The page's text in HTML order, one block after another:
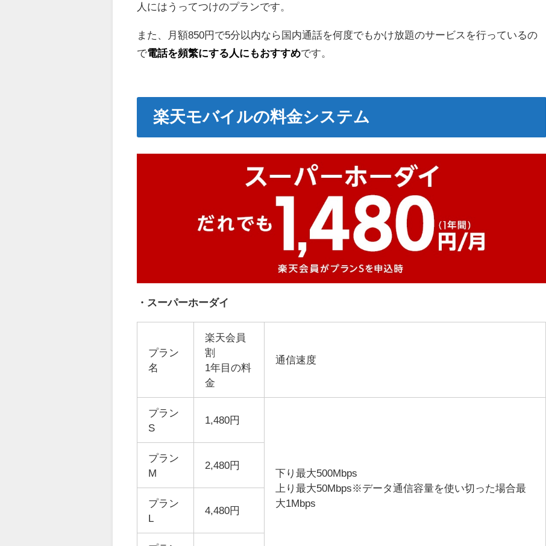
人にはうってつけのプランです。
また、月額850円で5分以内なら国内通話を何度でもかけ放題のサービスを行っているの
で電話を頻繁にする人にもおすすめです。
楽天モバイルの料金システム
・スーパーホーダイ
プラン
名
楽天会員
割
1年目の料
金
通信速度
プラン
S
1,480円
下り最大500Mbps
上り最大50Mbps※データ通信容量を使い切った場合最
大1Mbps
プラン
M
2,480円
プラン
L
4,480円